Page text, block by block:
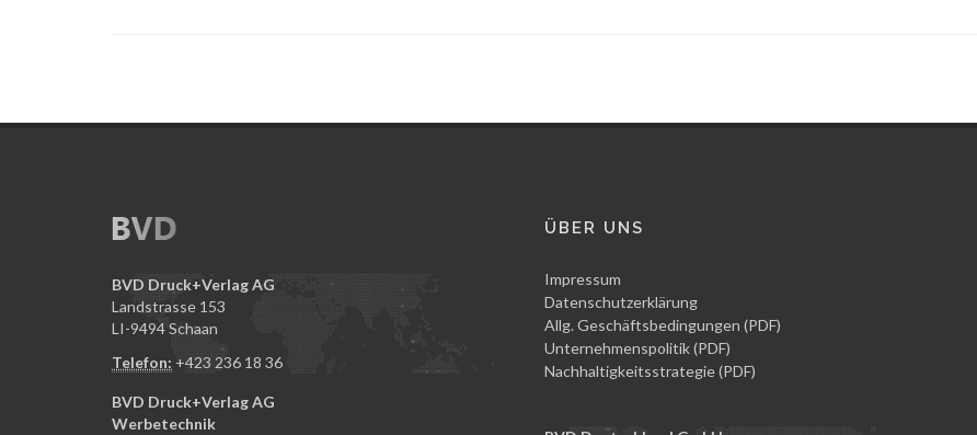
BVD Druck+Verlag AG
Landstrasse 153
LI-9494 Schaan
Telefon: +423 236 18 36
BVD Druck+Verlag AG
Werbetechnik
ÜBER UNS
Impressum
Datenschutzerklärung
Allg. Geschäftsbedingungen (PDF)
Unternehmenspolitik (PDF)
Nachhaltigkeitsstrategie (PDF)